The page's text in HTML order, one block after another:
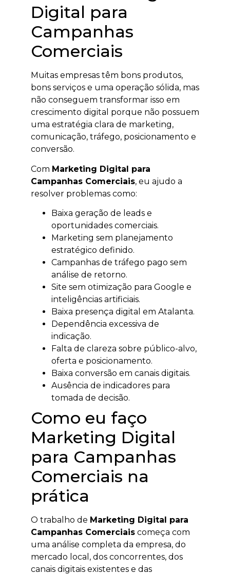
Digital para
Campanhas
Comerciais
Muitas empresas têm bons produtos,
bons serviços e uma operação sólida, mas
não conseguem transformar isso em
crescimento digital porque não possuem
uma estratégia clara de marketing,
comunicação, tráfego, posicionamento e
conversão.
Com Marketing Digital para
Campanhas Comerciais, eu ajudo a
resolver problemas como:
Baixa geração de leads e
oportunidades comerciais.
Marketing sem planejamento
estratégico definido.
Campanhas de tráfego pago sem
análise de retorno.
Site sem otimização para Google e
inteligências artificiais.
Baixa presença digital em Atalanta.
Dependência excessiva de
indicação.
Falta de clareza sobre público-alvo,
oferta e posicionamento.
Baixa conversão em canais digitais.
Ausência de indicadores para
tomada de decisão.
Como eu faço
Marketing Digital
para Campanhas
Comerciais na
prática
O trabalho de Marketing Digital para
Campanhas Comerciais começa com
uma análise completa da empresa, do
mercado local, dos concorrentes, dos
canais digitais existentes e das